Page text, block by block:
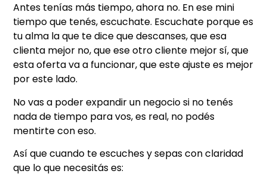
Antes tenías más tiempo, ahora no. En ese mini
tiempo que tenés, escuchate. Escuchate porque es
tu alma la que te dice que descanses, que esa
clienta mejor no, que ese otro cliente mejor sí, que
esta oferta va a funcionar, que este ajuste es mejor
por este lado.
No vas a poder expandir un negocio si no tenés
nada de tiempo para vos, es real, no podés
mentirte con eso.
Así que cuando te escuches y sepas con claridad
que lo que necesitás es: